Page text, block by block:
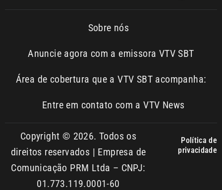
Sobre nós
Anuncie agora com a emissora VTV SBT
Área de cobertura que a VTV SBT acompanha:
Entre em contato com a VTV News
Copyright © 2026. Todos os
direitos reservados | Empresa de
Comunicação PRM Ltda – CNPJ:
01.773.119.0001-60
Política de
privacidade